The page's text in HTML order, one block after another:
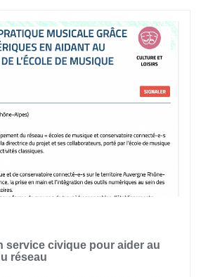
service civique pour aider au
réseau